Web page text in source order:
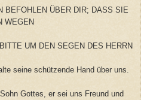
BEFOHLEN ÜBER DIR; DASS SIE
WEGEN
UM DEN SEGEN DES HERRN
seine schützende Hand über uns.
Gottes, er sei uns Freund und